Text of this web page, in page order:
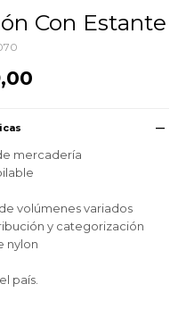
Con Estante
mercadería
volúmenes variados
y categorización
nylon
país.